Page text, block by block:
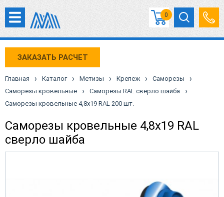
0
ЗАКАЗАТЬ РАСЧЕТ
Главная › Каталог › Метизы › Крепеж › Саморезы ›
Саморезы кровельные › Саморезы RAL сверло шайба ›
Саморезы кровельные 4,8х19 RAL 200 шт.
Саморезы кровельные 4,8х19 RAL
сверло шайба